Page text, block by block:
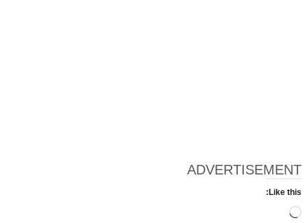
ADVERTISEMENT
Like this:
Loading…